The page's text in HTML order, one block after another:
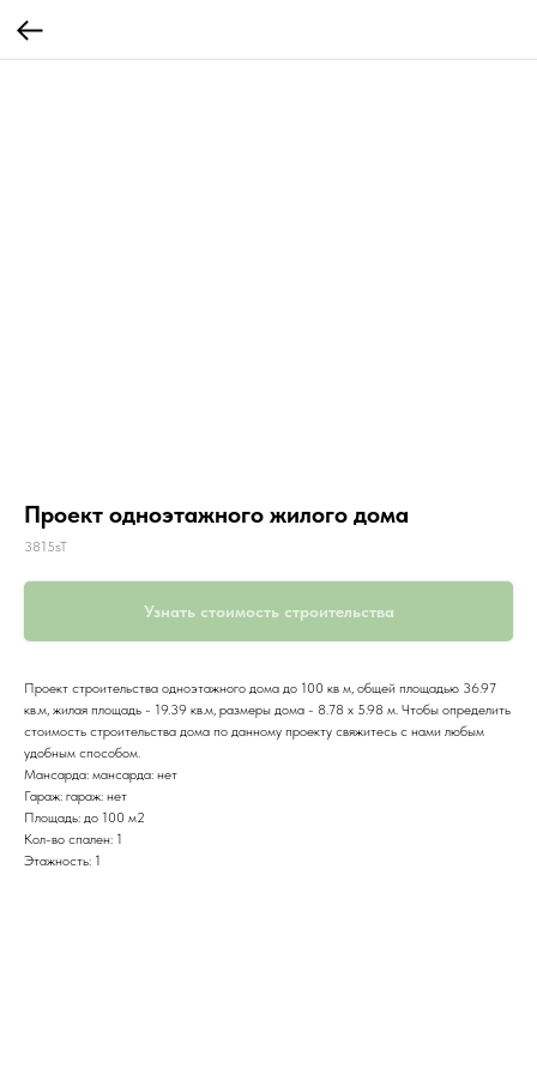
Проект одноэтажного жилого дома
3815sT
Узнать стоимость строительства
Проект строительства одноэтажного дома до 100 кв м, общей площадью 36.97
кв.м, жилая площадь - 19.39 кв.м, размеры дома - 8.78 x 5.98 м. Чтобы определить
стоимость строительства дома по данному проекту свяжитесь с нами любым
удобным способом.
Мансарда: мансарда: нет
Гараж: гараж: нет
Площадь: до 100 м2
Кол-во спален: 1
Этажность: 1